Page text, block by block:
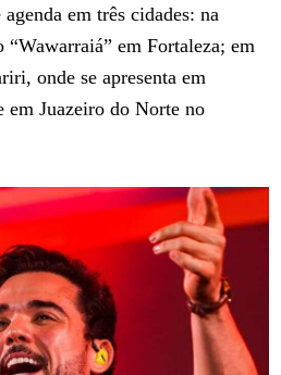
em três cidades: na
em Fortaleza; em
onde se apresenta em
em Juazeiro do Norte no